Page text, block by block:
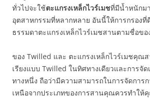
ทั่วไปจะใช้ตะแกรงเหล็กไวร์เมชที่มีน้ำหนักม
อุตสาหกรรมที่หลากหลาย อันนี้ให้การกรองที่
ธรรมดาตะแกรงเหล็กไวร์เมชสานตามชื่อข
ของ Twilled และ ตะแกรงเหล็กไวร์เมชคุณ
เรียงแบบ Twilled ในทิศทางเดียวและการจั
ทางหนึ่ง ถือว่ามีความสามารถในการจัดการ
เหนือจากประเภทของการสานคุณควรทำให้